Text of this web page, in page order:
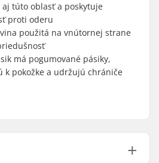
aj túto oblasť a poskytuje
proti oderu
použitá na vnútornej strane
má pogumované pásiky,
k pokožke a udržujú chrániče